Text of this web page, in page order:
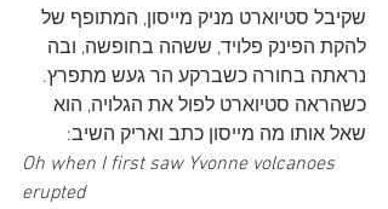
שקיבל סטיוארט מניק מייסון, המתופף של
להקת הפינק פלויד, ששהה בחופשה, ובה
נראתה בחורה כשברקע הר געש מתפרץ.
כשהראה סטיוארט לפול את הגלויה, הוא
שאל אותו מה מייסון כתב ואריק השיב:
Oh when I first saw Yvonne volcanoes
erupted